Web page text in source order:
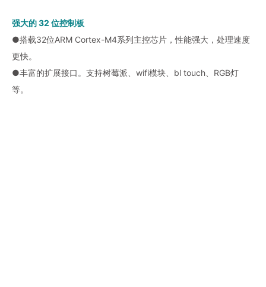
强大的 32 位控制板
●搭载32位ARM Cortex-M4系列主控芯片，性能强大，处理速度
更快。
●丰富的扩展接口。支持树莓派、wifi模块、bl touch、RGB灯
等。